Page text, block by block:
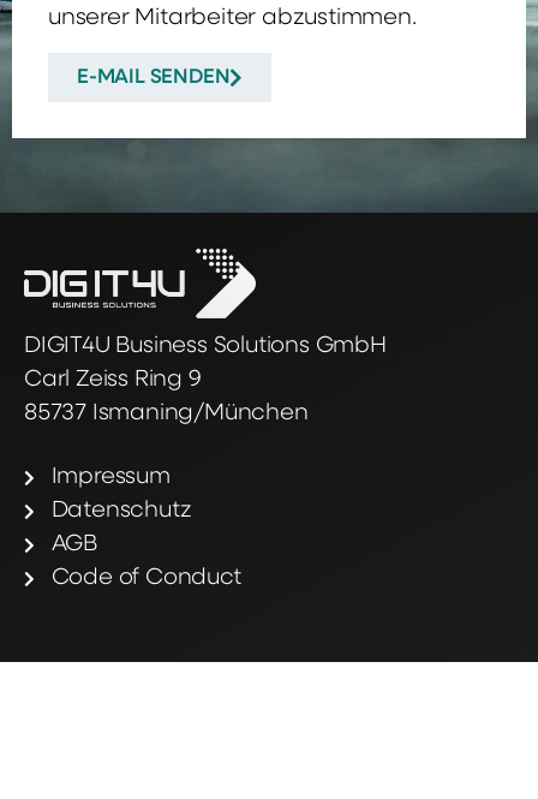
unserer Mitarbeiter abzustimmen.
E-MAIL SENDEN
DIGIT4U Business Solutions GmbH
Carl Zeiss Ring 9
85737 Ismaning/München
Impressum
Datenschutz
AGB
Code of Conduct